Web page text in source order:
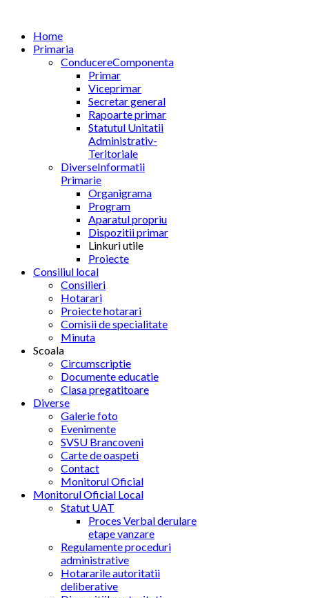
Home
Primaria
ConducereComponenta
Primar
Viceprimar
Secretar general
Rapoarte primar
Statutul Unitatii
Administrativ-
Teritoriale
DiverseInformatii
Primarie
Organigrama
Program
Aparatul propriu
Dispozitii primar
Linkuri utile
Proiecte
Consiliul local
Consilieri
Hotarari
Proiecte hotarari
Comisii de specialitate
Minuta
Scoala
Circumscriptie
Documente educatie
Clasa pregatitoare
Diverse
Galerie foto
Evenimente
SVSU Brancoveni
Carte de oaspeti
Contact
Monitorul Oficial
Monitorul Oficial Local
Statut UAT
Proces Verbal derulare
etape vanzare
Regulamente proceduri
administrative
Hotararile autoritatii
deliberative